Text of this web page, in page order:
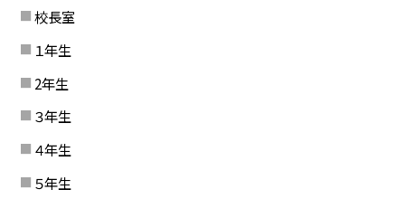
校長室
１年生
2年生
３年生
４年生
５年生